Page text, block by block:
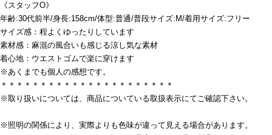
《スタッフO》
年齢:30代前半/身長:158cm/体型:普通/普段サイズ:M/着用サイズ:フリー
サイズ感：程よくゆったりしています
素材感：麻混の風合いも感じる涼し気な素材
着心地：ウエストゴムで楽に穿けます
※あくまでも個人の感想です。
＊＊＊＊＊＊＊＊＊＊＊＊＊＊＊＊＊＊＊＊＊＊
※取り扱いについては、商品についている取扱表示にてご確認下さい。
※照明の関係により、実際よりも色味が違って見える場合があります。